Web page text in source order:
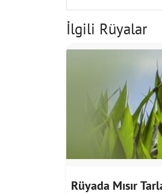
İlgili Rüyalar
Rüyada Mısır